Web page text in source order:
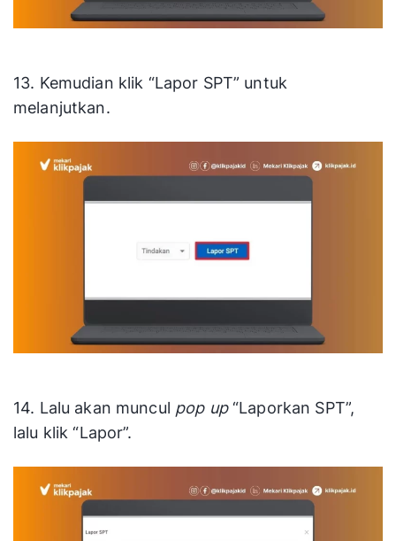
13. Kemudian klik “Lapor SPT” untuk
melanjutkan.
14. Lalu akan muncul pop up“Laporkan SPT”,
lalu klik “Lapor”.